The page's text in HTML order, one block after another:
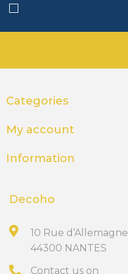
Categories
My account
Information
Decoho
10 Rue d’Allemagne
44300 NANTES
Contact us on